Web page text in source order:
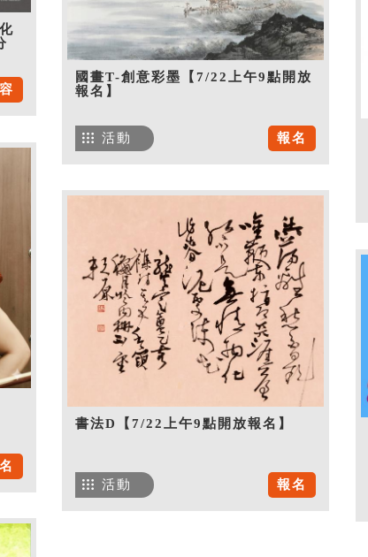
國畫T-創意彩墨【7/22上午9點開放
報名】
報名
活動
書法D【7/22上午9點開放報名】
報名
活動